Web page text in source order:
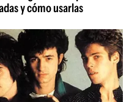
y cómo usarlas